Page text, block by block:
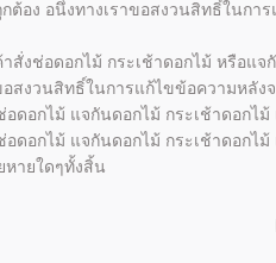
กต้อง อนึ่งทางเราขอสงวนสิทธิ์ในก
สั่งช่อดอกไม้ กระเช้าดอกไม้ หรือแ
อสงวนสิทธิ์ในการแก้ไขข้อความหลั
อดอกไม้ แจกันดอกไม้ กระเช้าดอกไ
อดอกไม้ แจกันดอกไม้ กระเช้าดอก
หายใดๆทั้งสิ้น